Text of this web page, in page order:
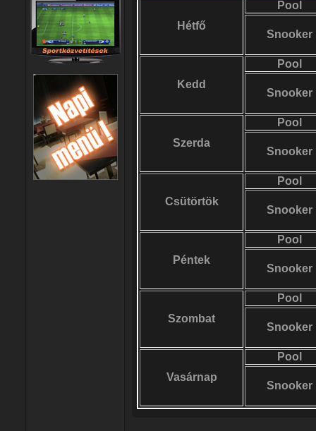
Hétfő
Pool
Snooker
Kedd
Pool
Snooker
Szerda
Pool
Snooker
Csütörtök
Pool
Snooker
Péntek
Pool
Snooker
Szombat
Pool
Snooker
Vasárnap
Pool
Snooker